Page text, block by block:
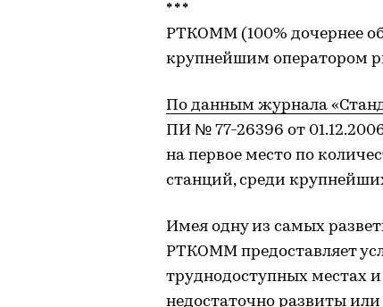
* * *
РТКОММ (100% дочернее
крупнейшим оператором
По данным журнала
ПИ № 77-26396 от
на первое место по
станций, среди
Имея одну из самых
РТКОММ предоставляет
труднодоступных местах
недостаточно развиты